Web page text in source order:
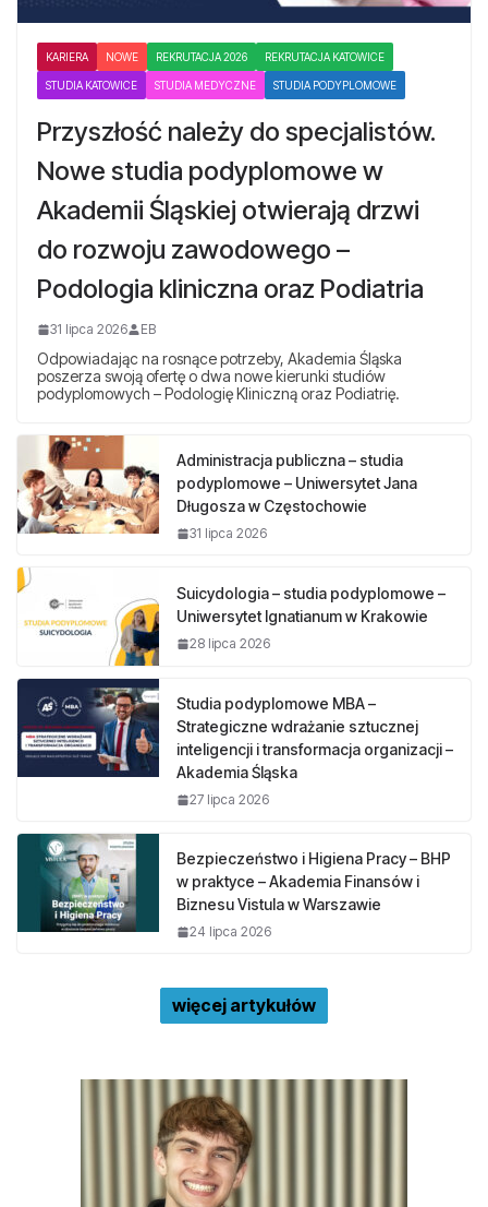
KARIERA NOWE REKRUTACJA 2026 REKRUTACJA KATOWICE
STUDIA KATOWICE STUDIA MEDYCZNE STUDIA PODYPLOMOWE
Przyszłość należy do specjalistów.
Nowe studia podyplomowe w
Akademii Śląskiej otwierają drzwi
do rozwoju zawodowego –
Podologia kliniczna oraz Podiatria
31 lipca 2026 EB
Odpowiadając na rosnące potrzeby, Akademia Śląska
poszerza swoją ofertę o dwa nowe kierunki studiów
podyplomowych – Podologię Kliniczną oraz Podiatrię.
Administracja publiczna – studia
podyplomowe – Uniwersytet Jana
Długosza w Częstochowie
31 lipca 2026
Suicydologia – studia podyplomowe –
Uniwersytet Ignatianum w Krakowie
28 lipca 2026
Studia podyplomowe MBA –
Strategiczne wdrażanie sztucznej
inteligencji i transformacja organizacji –
Akademia Śląska
27 lipca 2026
Bezpieczeństwo i Higiena Pracy – BHP
w praktyce – Akademia Finansów i
Biznesu Vistula w Warszawie
24 lipca 2026
więcej artykułów